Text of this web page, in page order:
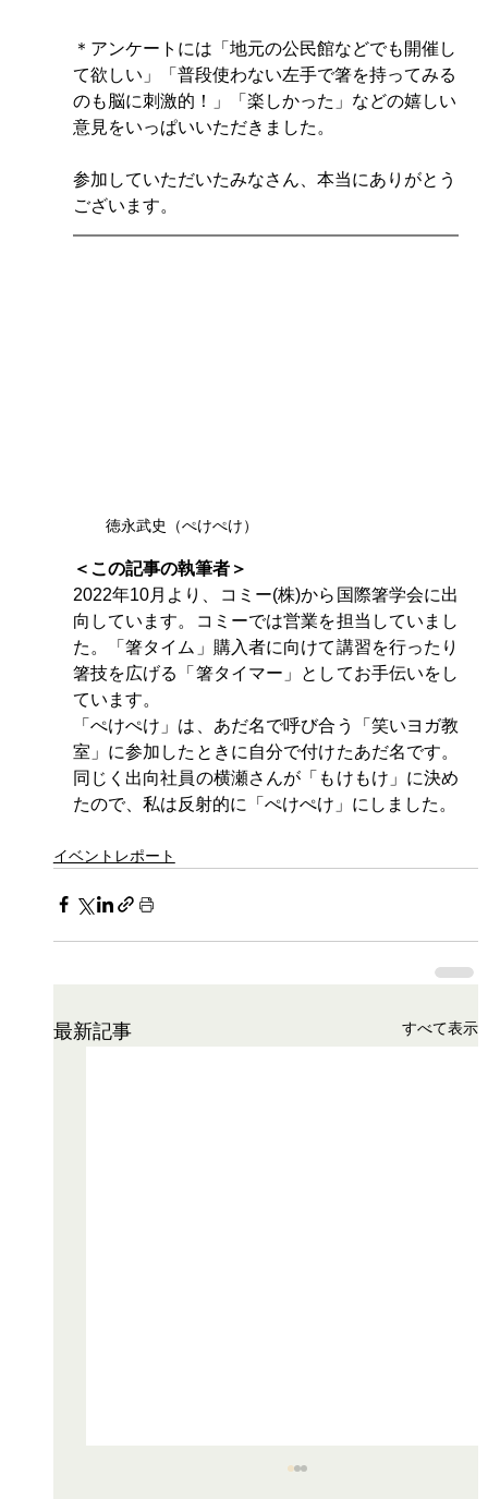
＊アンケートには「地元の公民館などでも開催し
て欲しい」「普段使わない左手で箸を持ってみる
のも脳に刺激的！」「楽しかった」などの嬉しい
意見をいっぱいいただきました。
参加していただいたみなさん、本当にありがとう
ございます。
徳永武史（ぺけぺけ）
＜この記事の執筆者＞
2022年10月より、コミー(株)から国際箸学会に出
向しています。コミーでは営業を担当していまし
た。「箸タイム」購入者に向けて講習を行ったり
箸技を広げる「箸タイマー」としてお手伝いをし
ています。
「ぺけぺけ」は、あだ名で呼び合う「笑いヨガ教
室」に参加したときに自分で付けたあだ名です。
同じく出向社員の横瀬さんが「もけもけ」に決め
たので、私は反射的に「ぺけぺけ」にしました。
イベントレポート
最新記事 すべて表示